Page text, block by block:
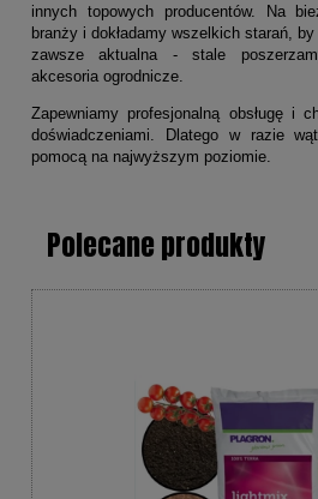
innych topowych producentów. Na
branży i dokładamy wszelkich starań,
zawsze aktualna - stale
akcesoria ogrodnicze.
Zapewniamy profesjonalną obsługę i
doświadczeniami. Dlatego w razie
pomocą na najwyższym poziomie.
Polecane produkty